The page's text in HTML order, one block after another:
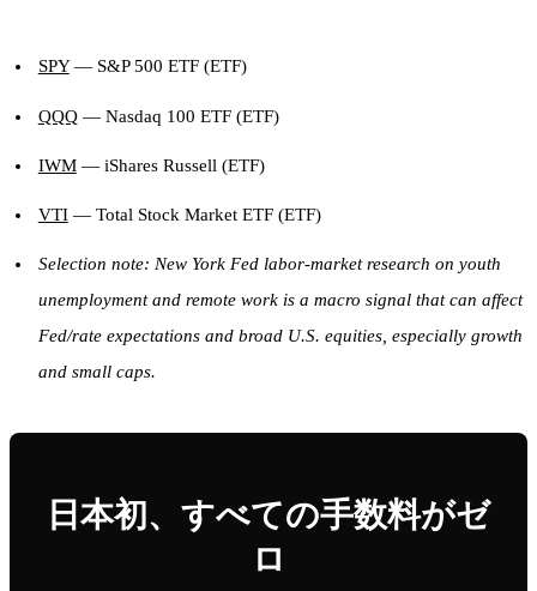
SPY— S&P 500 ETF (ETF)
QQQ— Nasdaq 100 ETF (ETF)
IWM— iShares Russell (ETF)
VTI— Total Stock Market ETF (ETF)
Selection note: New York Fed labor-market research on youth
unemployment and remote work is a macro signal that can affect
Fed/rate expectations and broad U.S. equities, especially growth
and small caps.
日本初、すべての手数料がゼ
ロ